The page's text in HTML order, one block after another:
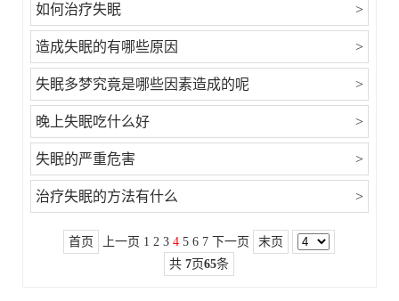
>
如何治疗失眠
>
造成失眠的有哪些原因
>
失眠多梦究竟是哪些因素造成的呢
>
晚上失眠吃什么好
>
失眠的严重危害
>
治疗失眠的方法有什么
首页 上一页 1 2 3 4 5 6 7 下一页
末页
共7页65条